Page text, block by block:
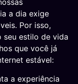
a dia exige
Por isso,
seu estilo de vida
que você já
estável:
a experiência